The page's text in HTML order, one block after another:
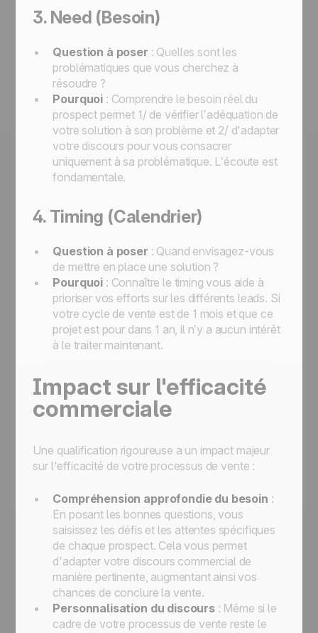
3. Need (Besoin)
Question à poser : Quelles sont les
problématiques que vous cherchez à
résoudre ?
Pourquoi : Comprendre le besoin réel du
prospect permet 1/ de vérifier l’adéquation de
votre solution à son problème et 2/ d'adapter
votre discours pour vous consacrer
uniquement à sa problématique. L’écoute est
fondamentale.
4. Timing (Calendrier)
Question à poser : Quand envisagez-vous
de mettre en place une solution ?
Pourquoi : Connaître le timing vous aide à
prioriser vos efforts sur les différents leads. Si
votre cycle de vente est de 1 mois et que ce
projet est pour dans 1 an, il n’y a aucun intérêt
à le traiter maintenant.
Impact sur l'efficacité
commerciale
Une qualification rigoureuse a un impact majeur
sur l'efficacité de votre processus de vente :
Compréhension approfondie du besoin :
En posant les bonnes questions, vous
saisissez les défis et les attentes spécifiques
de chaque prospect. Cela vous permet
d'adapter votre discours commercial de
manière pertinente, augmentant ainsi vos
chances de conclure la vente.
Personnalisation du discours: Même si le
cadre de votre processus de vente reste le